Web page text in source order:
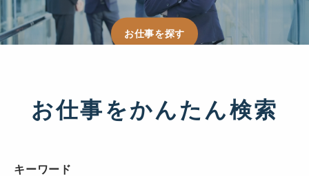
お仕事を探す
お仕事を探す
求人を見る
お仕事をかんたん検索
キーワード